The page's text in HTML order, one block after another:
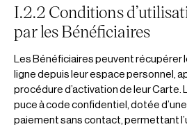
I.2.2 Conditions
par les Bénéficiaires
Les Bénéficiaires peuvent récupérer
ligne depuis leur espace personnel,
procédure d’activation de leur Carte.
puce à code confidentiel, dotée
paiement sans contact, permettant